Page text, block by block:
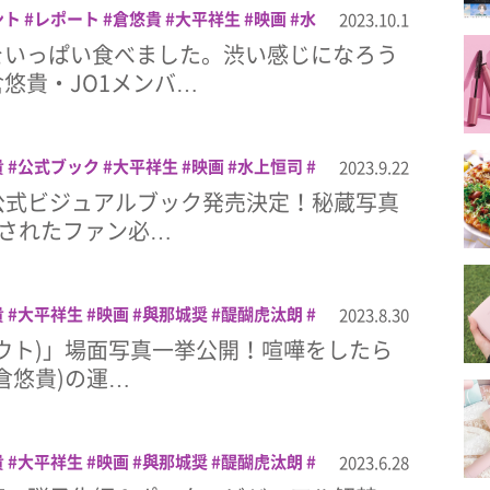
レポート 倉悠貴 大平祥生 映画 水
醐虎汰朗
⾦城碧海
2023.10.1
っぱい食べました。渋い感じになろう
貴・JO1メンバ…
公式ブック 大平祥生 映画 水上恒司
⾦城碧海
2023.9.22
ビジュアルブック発売決定！秘蔵写真
れたファン必…
大平祥生 映画 與那城奨 醍醐虎汰朗 2023.8.30
ト)」場面写真一挙公開！喧嘩をしたら
悠貴)の運…
大平祥生 映画 與那城奨 醍醐虎汰朗 2023.6.28